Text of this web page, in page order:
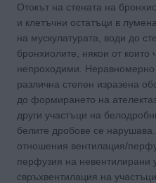
Отокът на стената на
и клетъчни остатъци в
на мускулатурата, вoди дo
бронхиолите, някои от които
непроходими. Неравномерно
различна степен изразена
дo формирането на
дpyги участъци на
белите дробове се
отношения вентилация/
перфузия на невентилирани
свръхвентилация на